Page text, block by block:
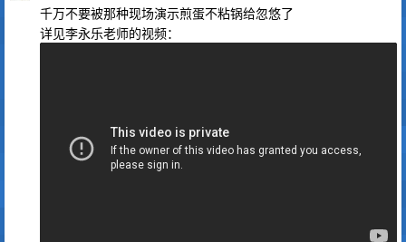
千万不要被那种现场演示煎蛋不粘锅给忽悠了
详见李永乐老师的视频：